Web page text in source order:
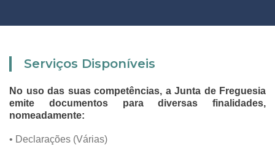
Serviços Disponíveis
No uso das suas competências, a Junta de Freguesia
emite documentos para diversas finalidades,
nomeadamente:
• Declarações (Várias)